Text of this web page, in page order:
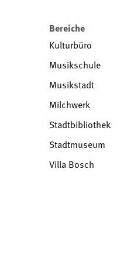
Bereiche
Kulturbüro
Musikschule
Musikstadt
Milchwerk
Stadtbibliothek
Stadtmuseum
Villa Bosch